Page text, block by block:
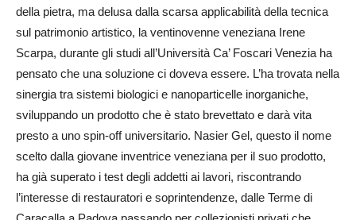
della pietra, ma delusa dalla scarsa applicabilità della tecnica
sul patrimonio artistico, la ventinovenne veneziana Irene
Scarpa, durante gli studi all’Università Ca’ Foscari Venezia ha
pensato che una soluzione ci doveva essere. L’ha trovata nella
sinergia tra sistemi biologici e nanoparticelle inorganiche,
sviluppando un prodotto che è stato brevettato e darà vita
presto a uno spin-off universitario. Nasier Gel, questo il nome
scelto dalla giovane inventrice veneziana per il suo prodotto,
ha già superato i test degli addetti ai la­vori, riscontrando
l’interesse di restauratori e soprintendenze, dal­le Terme di